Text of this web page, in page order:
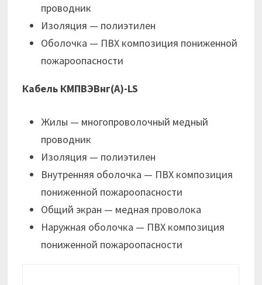
проводник
Изоляция — полиэтилен
Оболочка — ПВХ композиция пониженной
пожароопасности
Кабель КМПВЭВнг(А)-LS
Жилы — многопроволочный медный
проводник
Изоляция — полиэтилен
Внутренняя оболочка — ПВХ композиция
пониженной пожароопасности
Общий экран — медная проволока
Наружная оболочка — ПВХ композиция
пониженной пожароопасности